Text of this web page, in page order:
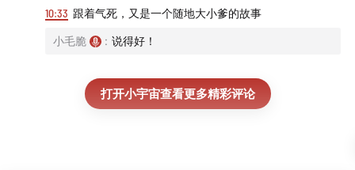
10:33 跟着气死，又是一个随地大小爹的故事
小毛脆 : 说得好！
打开小宇宙查看更多精彩评论